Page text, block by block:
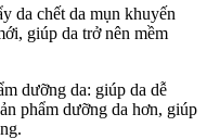
da chết da mụn khuyến
giúp da trở nên mềm
dưỡng da: giúp da dễ
phẩm dưỡng da hơn, giúp